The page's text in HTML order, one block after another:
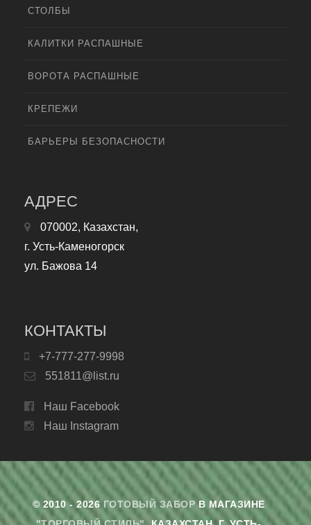
СТОЛБЫ
КАЛИТКИ РАСПАШНЫЕ
ВОРОТА РАСПАШНЫЕ
КРЕПЕЖИ
БАРЬЕРЫ БЕЗОПАСНОСТИ
АДРЕС
070002, Казахстан,
г. Усть-Каменогорск
ул. Бажова 14
КОНТАКТЫ
+7-777-277-9998
551811@list.ru
Наш Facebook
Наш Instagram
© 2010 - 2026 ГОТОВЫЙ ЗАБОРВ МАГАЗИНЕ